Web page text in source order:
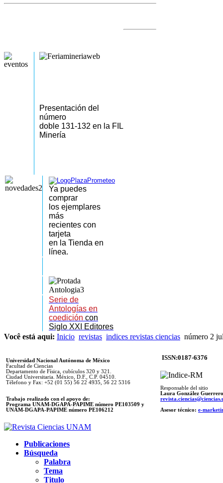
Presentación del
número
doble 131-132 en la FIL
Minería
Ya puedes
comprar
los ejemplares
más
recientes con
tarjeta
en la Tienda en
línea.
Serie de
Antologías en
coedición con
Siglo XXI Editores
Você está aqui: Inicio revistas indices revistas ciencias número 2
Universidad Nacional Autónoma de México
Facultad de Ciencias
Departamento de Física, cubículos 320 y 321.
Ciudad Universitaria. México, D.F., C.P. 04510.
Télefono y Fax: +52 (01 55) 56 22 4935, 56 22 5316
Trabajo realizado con el apoyo de:
Programa UNAM-DGAPA-PAPIME número PE103509 y
UNAM-DGAPA-PAPIME número PE106212
ISSN:0187-6376
Responsable del sitio
Laura González Guerrero
Asesor técnico: e-
Publicaciones
Búsqueda
Palabra
Tema
Titulo